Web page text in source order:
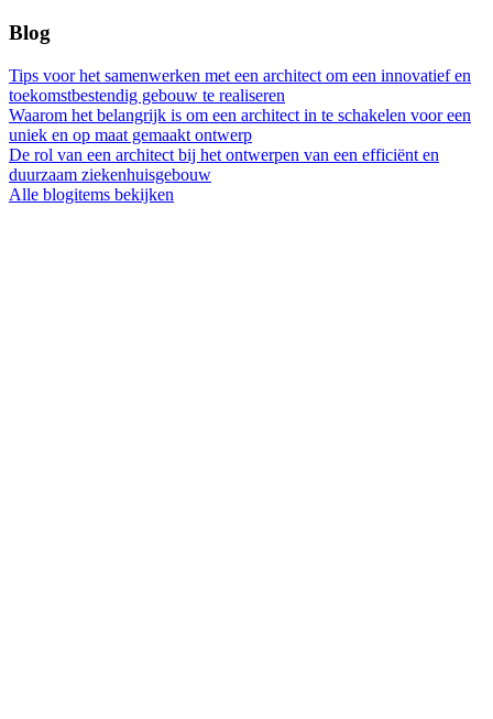
Blog
Tips voor het samenwerken met een architect om een innovatief en
toekomstbestendig gebouw te realiseren
Waarom het belangrijk is om een architect in te schakelen voor een
uniek en op maat gemaakt ontwerp
De rol van een architect bij het ontwerpen van een efficiënt en
duurzaam ziekenhuisgebouw
Alle blogitems bekijken